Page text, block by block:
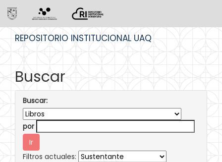
REPOSITORIO INSTITUCIONAL UAQ
Buscar
Buscar:
por
Filtros actuales: